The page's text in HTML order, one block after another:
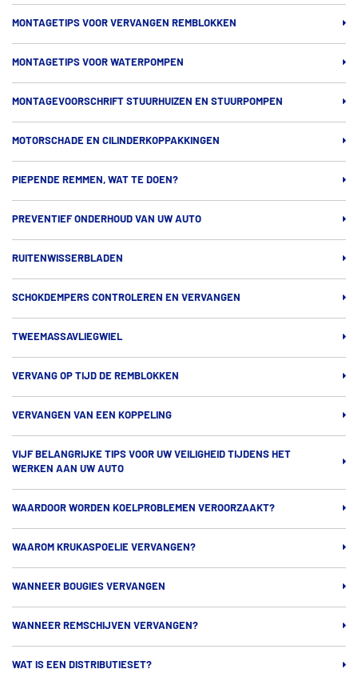
MONTAGETIPS VOOR VERVANGEN REMBLOKKEN
MONTAGETIPS VOOR WATERPOMPEN
MONTAGEVOORSCHRIFT STUURHUIZEN EN STUURPOMPEN
MOTORSCHADE EN CILINDERKOPPAKKINGEN
PIEPENDE REMMEN, WAT TE DOEN?
PREVENTIEF ONDERHOUD VAN UW AUTO
RUITENWISSERBLADEN
SCHOKDEMPERS CONTROLEREN EN VERVANGEN
TWEEMASSAVLIEGWIEL
VERVANG OP TIJD DE REMBLOKKEN
VERVANGEN VAN EEN KOPPELING
VIJF BELANGRIJKE TIPS VOOR UW VEILIGHEID TIJDENS HET
WERKEN AAN UW AUTO
WAARDOOR WORDEN KOELPROBLEMEN VEROORZAAKT?
WAAROM KRUKASPOELIE VERVANGEN?
WANNEER BOUGIES VERVANGEN
WANNEER REMSCHIJVEN VERVANGEN?
WAT IS EEN DISTRIBUTIESET?